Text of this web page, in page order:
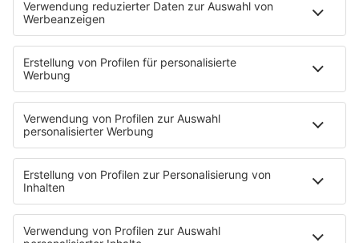
80s80s ROCK
80s80s ROMANTIC ROCK
80s80s SOUL BALLADS
80s80s SUMMER
80s80s TECHNO
80s80s WAVE
80s80s XMAS
80s80s YACHT ROCK
60s und 70s gibt es auf NORA
Musik
80s Musik in der DDR